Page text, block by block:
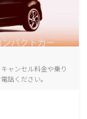
ャンセル料金や乗り
話ください。